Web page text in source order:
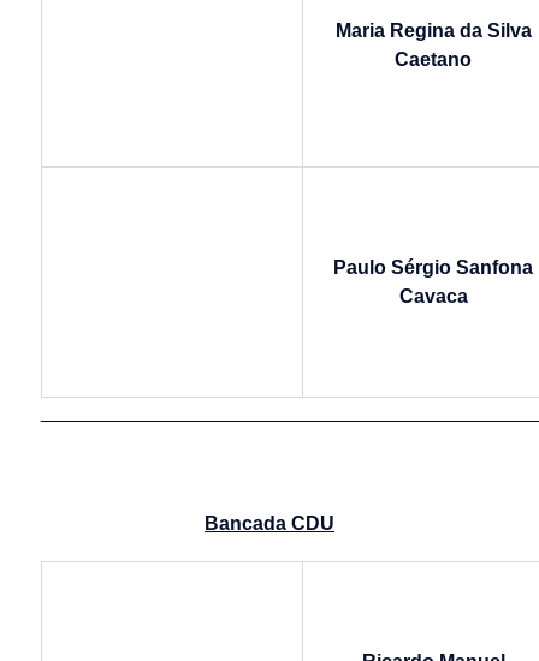
Maria Regina da Silva
Caetano
Paulo Sérgio Sanfona
Cavaca
Bancada CDU